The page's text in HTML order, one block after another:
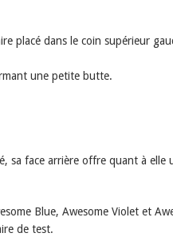
placé dans le coin supérieur
une petite butte.
sa face arrière offre quant à elle
Blue, Awesome Violet et
de test.